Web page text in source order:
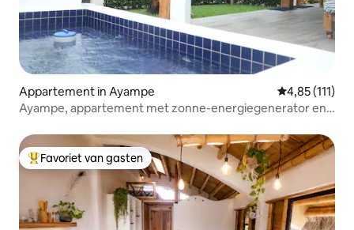
Appartement in Ayampe Gemiddelde
4,85 (111)
Ayampe, appartement met zonne-energiegenerator en
Topfavoriet van gasten
Favoriet van gasten